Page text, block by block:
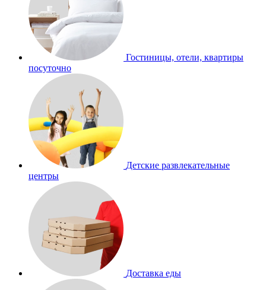
Гостиницы, отели, квартиры
посуточно
Детские развлекательные
центры
Доставка еды